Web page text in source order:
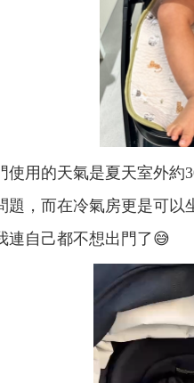
使用的天氣是夏天室外約
題，而在冷氣房更是可
連自己都不想出門了😅